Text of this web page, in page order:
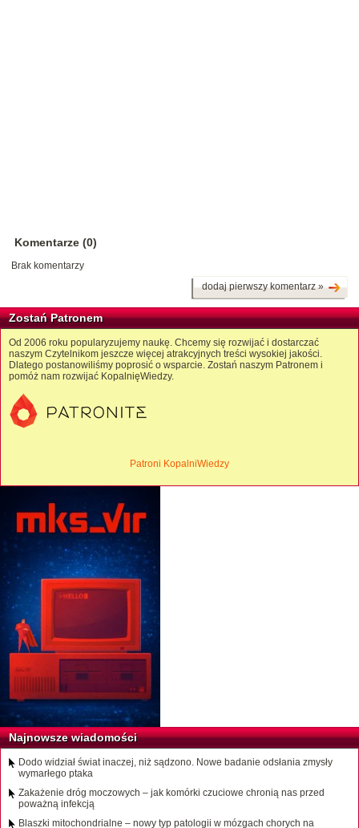
Komentarze (0)
Brak komentarzy
dodaj pierwszy komentarz »
Zostań Patronem
Od 2006 roku popularyzujemy naukę. Chcemy się rozwijać i dostarczać
naszym Czytelnikom jeszcze więcej atrakcyjnych treści wysokiej jakości.
Dlatego postanowiliśmy poprosić o wsparcie. Zostań naszym Patronem i
pomóż nam rozwijać KopalnięWiedzy.
Patroni KopalniWiedzy
Najnowsze wiadomości
Dodo widział świat inaczej, niż sądzono. Nowe badanie odsłania zmysły
wymarłego ptaka
Zakażenie dróg moczowych – jak komórki czuciowe chronią nas przed
poważną infekcją
Blaszki mitochondrialne – nowy typ patologii w mózgach chorych na